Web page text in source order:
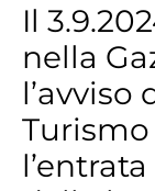
Il
nella
l’avviso